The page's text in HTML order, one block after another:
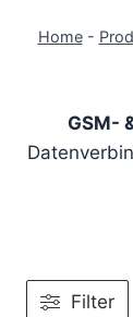
Home-
GSM-
Filter